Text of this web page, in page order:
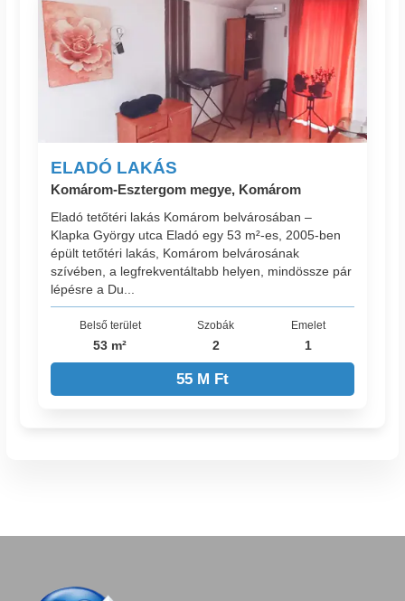
ELADÓ LAKÁS
Komárom-Esztergom megye, Komárom
Eladó tetőtéri lakás Komárom belvárosában –
Klapka György utca Eladó egy 53 m²-es, 2005-ben
épült tetőtéri lakás, Komárom belvárosának
szívében, a legfrekventáltabb helyen, mindössze pár
lépésre a Du...
Belső terület
53 m²
Szobák
2
Emelet
1
55 M Ft